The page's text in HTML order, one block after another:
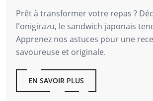
Prêt à transformer votre repas ?
l'onigirazu, le sandwich japonais
Apprenez nos astuces pour une
savoureuse et originale.
EN SAVOIR PLUS